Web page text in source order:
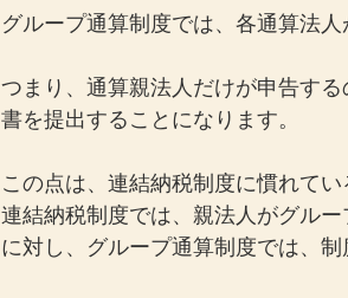
グループ通算制度では、各通算法
つまり、通算親法人だけが申告す
書を提出することになります。
この点は、連結納税制度に慣れてい
連結納税制度では、親法人がグル
に対し、グループ通算制度では、